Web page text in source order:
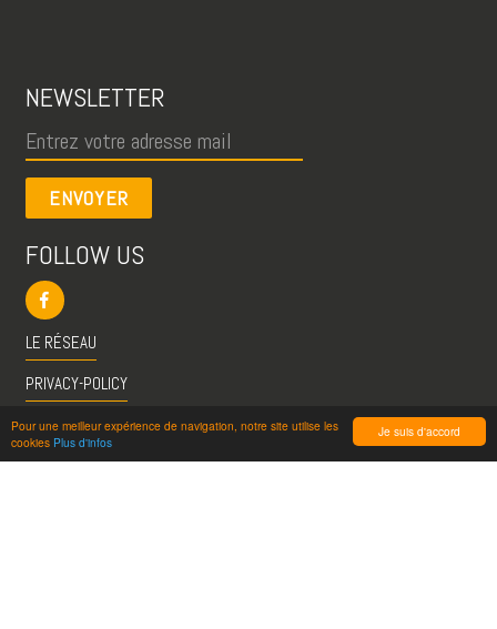
Je suis d'accord
Pour une meilleur expérience de navigation, notre site utilise les
cookies Plus d'infos
NEWSLETTER
ENVOYER
FOLLOW US
LE RÉSEAU
PRIVACY-POLICY
CGU
INFO@VISITESPASSION.PRO